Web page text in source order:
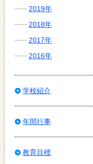
2019年
2018年
2017年
2016年
学校紹介
年間行事
教育目標